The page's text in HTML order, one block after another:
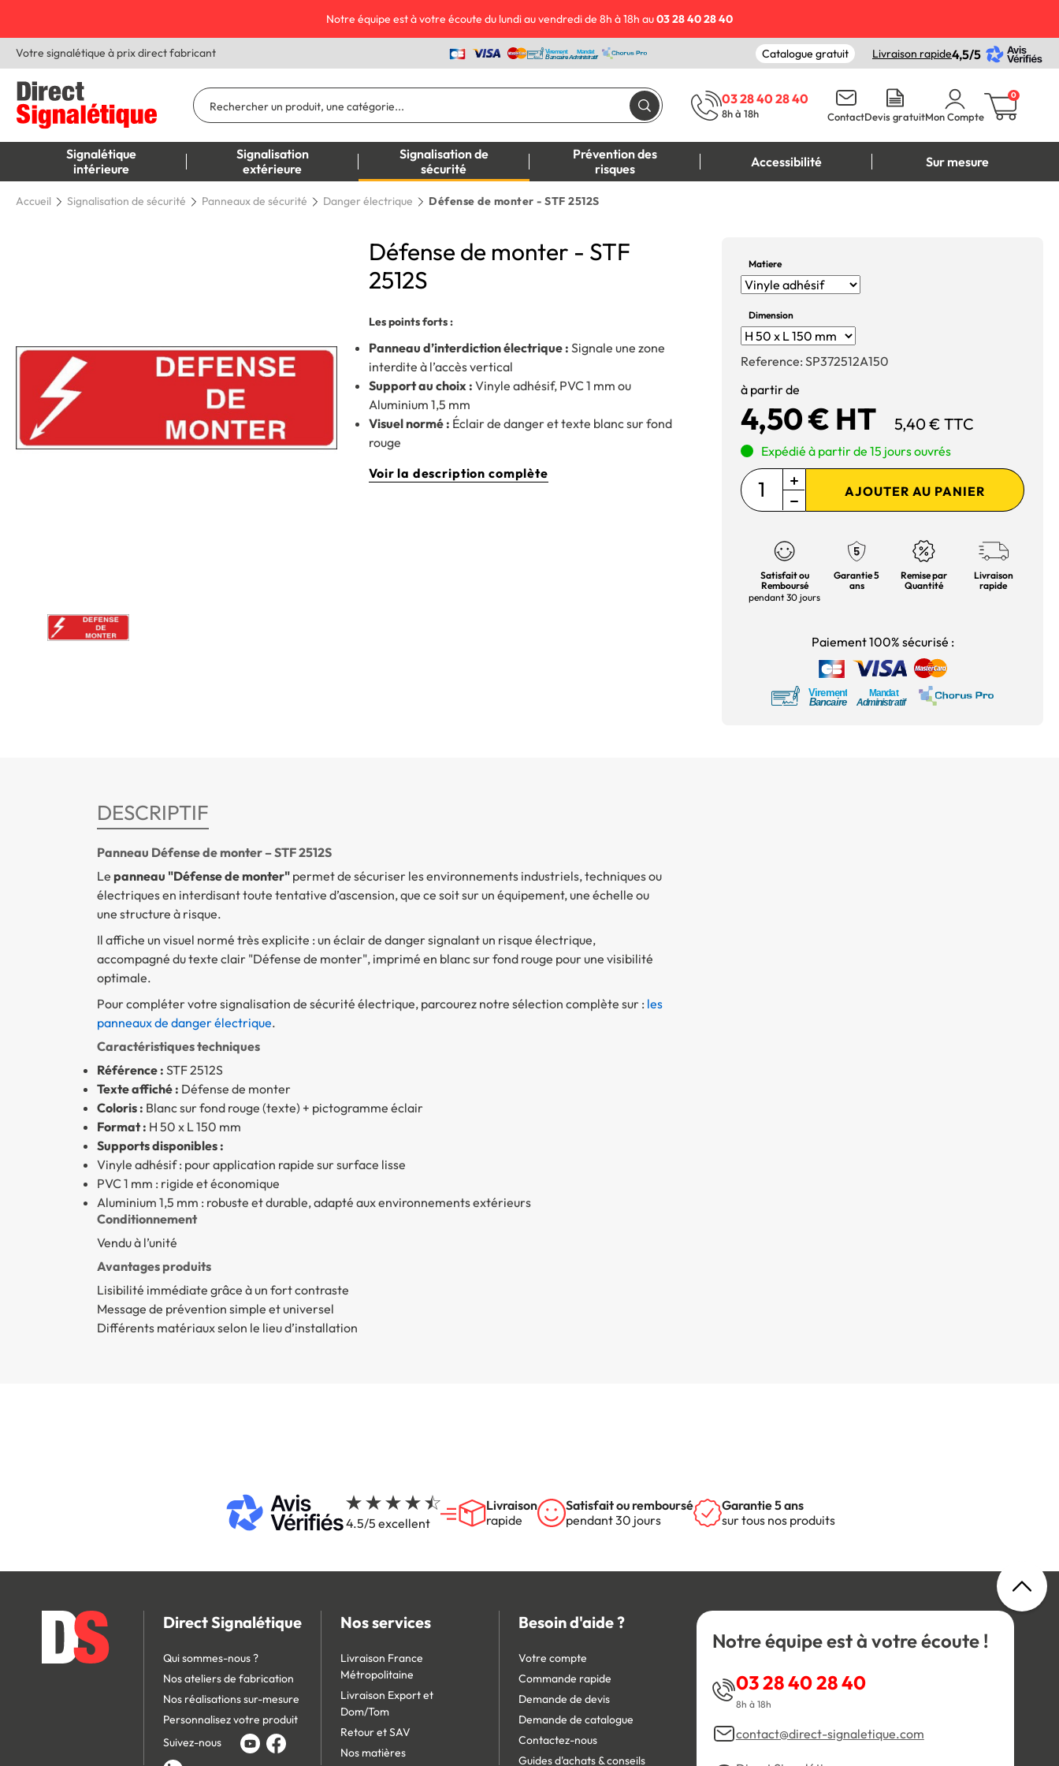
Notre équipe est à votre écoute du lundi au vendredi de 8h à 18h au03 28 40 28 40
Votre signalétique à prix direct fabricant Catalogue gratuit Livraison rapide4,5/5
03 28 40 28 40
8h à 18h ContactDevis gratuitMon Compte
0
Signalétique
intérieure
Signalisation
extérieure
Signalisation de
sécurité
Prévention des
risques
Accessibilité Sur mesure
Accueil Signalisation de sécurité Panneaux de sécurité Danger électrique Défense de monter - STF 2512S
Défense de monter - STF
2512S
Les points forts :
Panneau d’interdiction électrique : Signale une zone
interdite à l’accès vertical
Support au choix : Vinyle adhésif, PVC 1 mm ou
Aluminium 1,5 mm
Visuel normé : Éclair de danger et texte blanc sur fond
rouge
Voir la description complète
Matiere
Dimension
Reference: SP372512A150
à partir de
4,50 € HT 5,40 € TTC
Expédié à partir de 15 jours ouvrés
AJOUTER AU PANIER
Satisfait ou
Remboursé
pendant 30 jours
Garantie 5
ans
Remise par
Quantité
Livraison
rapide
Paiement 100% sécurisé :
DESCRIPTIF
Panneau Défense de monter – STF 2512S
Le panneau "Défense de monter"permet de sécuriser les environnements industriels, techniques ou
électriques en interdisant toute tentative d’ascension, que ce soit sur un équipement, une échelle ou
une structure à risque.
Il affiche un visuel normé très explicite : un éclair de danger signalant un risque électrique,
accompagné du texte clair "Défense de monter", imprimé en blanc sur fond rouge pour une visibilité
optimale.
Pour compléter votre signalisation de sécurité électrique, parcourez notre sélection complète sur : les
panneaux de danger électrique.
Caractéristiques techniques
Référence : STF 2512S
Texte affiché : Défense de monter
Coloris : Blanc sur fond rouge (texte) + pictogramme éclair
Format : H 50 x L 150 mm
Supports disponibles :
Vinyle adhésif : pour application rapide sur surface lisse
PVC 1 mm : rigide et économique
Aluminium 1,5 mm : robuste et durable, adapté aux environnements extérieurs
Conditionnement
Vendu à l’unité
Avantages produits
Lisibilité immédiate grâce à un fort contraste
Message de prévention simple et universel
Différents matériaux selon le lieu d’installation
4.5/5 excellent
Livraison
rapide
Satisfait ou remboursé
pendant 30 jours
Garantie 5 ans
sur tous nos produits
Direct Signalétique
Qui sommes-nous ?
Nos ateliers de fabrication
Nos réalisations sur-mesure
Personnalisez votre produit
Suivez-nous
Nos services
Livraison France
Métropolitaine
Livraison Export et
Dom/Tom
Retour et SAV
Nos matières
Besoin d'aide ?
Votre compte
Commande rapide
Demande de devis
Demande de catalogue
Contactez-nous
Guides d'achats & conseils
Notre équipe est à votre écoute !
03 28 40 28 40
8h à 18h
contact@direct-signaletique.com